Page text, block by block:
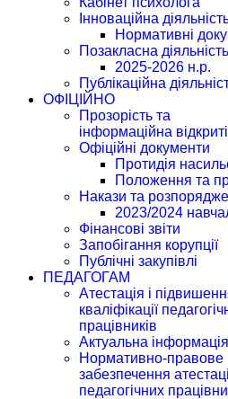
Інноваційна
Нормативні
Позакласна діяльність
2025-2026 н.р.
Публікаційна
ОФІЦІЙНО
Прозорість та
інформаційна
Офіційні документи
Протидія
Положення та
Накази та
2023/2024
Фінансові звіти
Запобігання корупції
Публічні закупівлі
ПЕДАГОГАМ
Атестація і
кваліфікації
працівників
Актуальна інформація
Нормативно-правове
забезпечення
педагогічних